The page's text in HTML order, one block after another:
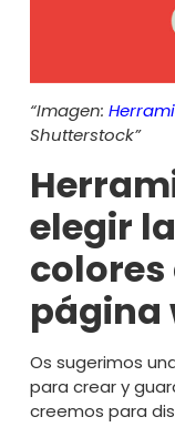
“Imagen:
Shutterstock”
elegir
página
Os sugerimos
para crear y
creemos para